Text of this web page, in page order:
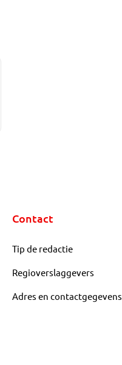
Contact
Tip de redactie
Regioverslaggevers
Adres en contactgegevens